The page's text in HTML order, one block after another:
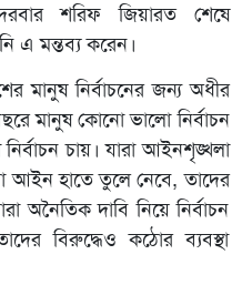
শরিফ জিয়ারত শেষে
এ মন্তব্য করেন।
মানুষ নির্বাচনের জন্য অধীর
মানুষ কোনো ভালো নির্বাচন
চায়। যারা আইনশৃঙ্খলা
আইন হাতে তুলে নেবে, তাদের
অনৈতিক দাবি নিয়ে নির্বাচন
বিরুদ্ধেও কঠোর ব্যবস্থা